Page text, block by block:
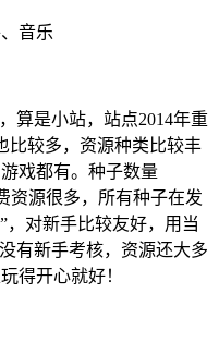
音乐
算是小站，站点2014年重
比较多，资源种类比较丰
戏都有。种子数量
资源很多，所有种子在发
，对新手比较友好，用当
有新手考核，资源还大多
得开心就好！